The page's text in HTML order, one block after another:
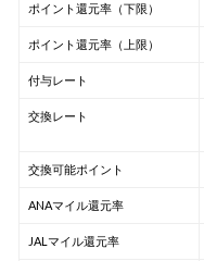
ポイント還元率（下限）
ポイント還元率（上限）
付与レート
交換レート
交換可能ポイント
ANAマイル還元率
JALマイル還元率